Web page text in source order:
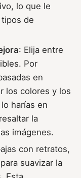
lo que le
de
: Elija entre
Por
en
los colores y los
harías en
la
imágenes.
con retratos,
suavizar la